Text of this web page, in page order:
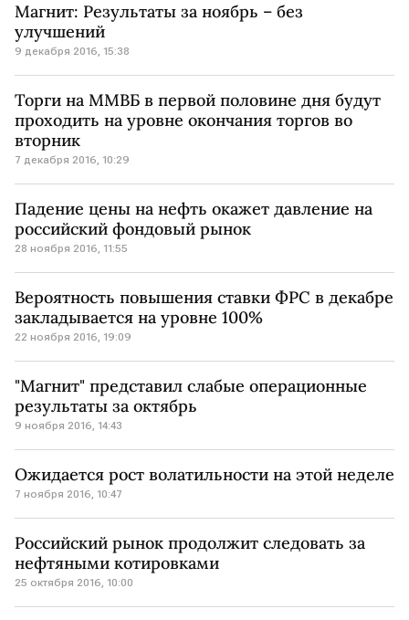
Магнит: Результаты за ноябрь – без
улучшений
9 декабря 2016, 15:38
Торги на ММВБ в первой половине дня будут
проходить на уровне окончания торгов во
вторник
7 декабря 2016, 10:29
Падение цены на нефть окажет давление на
российский фондовый рынок
28 ноября 2016, 11:55
Вероятность повышения ставки ФРС в декабре
закладывается на уровне 100%
22 ноября 2016, 19:09
"Магнит" представил слабые операционные
результаты за октябрь
9 ноября 2016, 14:43
Ожидается рост волатильности на этой неделе
7 ноября 2016, 10:47
Российский рынок продолжит следовать за
нефтяными котировками
25 октября 2016, 10:00